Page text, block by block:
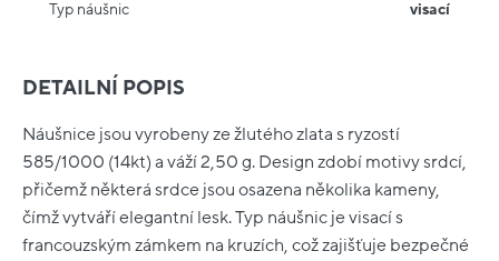
DETAILNÍ POPIS
Náušnice jsou vyrobeny ze žlutého zlata s ryzostí
585/1000 (14kt) a váží 2,50 g. Design zdobí motivy srdcí,
přičemž některá srdce jsou osazena několika kameny,
čímž vytváří elegantní lesk. Typ náušnic je visací s
francouzským zámkem na kruzích, což zajišťuje bezpečné
Typ náušnic visací